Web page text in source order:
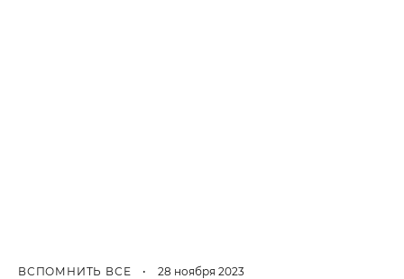
ВСПОМНИТЬ ВСЕ • 28 ноября 2023